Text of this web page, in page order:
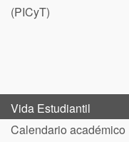
(PICyT)
Vida Estudiantil
Calendario académico